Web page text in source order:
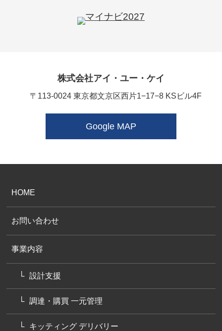
株式会社アイ・ユー・ケイ
〒113-0024 東京都文京区西片1−17−8 KSビル4F
Google MAP
HOME
お問い合わせ
事業内容
設計支援
調達・購買 一元管理
キッティング デリバリー